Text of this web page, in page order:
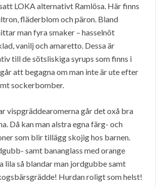
LOKA alternativt Ramlösa. Här finns
fläderblom och päron. Bland
man fyra smaker – hasselnöt
vanilj och amaretto. Dessa är
till de sötsliskiga syrups som finns i
att begagna om man inte är ute efter
sockerbomber.
vispgräddearomerna går det oxå bra
Då kan man alstra egna färg- och
som blir tillägg skojig hos barnen.
samt bananglass med orange
lila så blandar man jordgubbe samt
Hurdan roligt som helst!